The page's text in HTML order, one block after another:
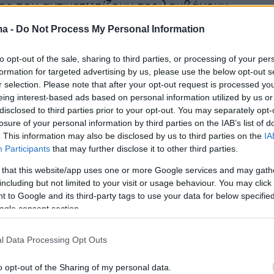
- Do Not Process My Personal Information
opt-out of the sale, sharing to third parties, or processing of your
for targeted advertising by us, please use the below opt-out
selection. Please note that after your opt-out request is processed
interest-based ads based on personal information utilized by us
to third parties prior to your opt-out. You may separately
of your personal information by third parties on the IAB’s list of
This information may also be disclosed by us to third parties on the
Participants that may further disclose it to other third parties.
that this website/app uses one or more Google services and may
but not limited to your visit or usage behaviour. You may
to Google and its third-party tags to use your data for below
consent section.
Data Processing Opt Outs
opt-out of the Sharing of my personal data.
που αντιμετωπίζουν περιλαμβάνουν
οργάνωσης, διακεκριμένες κλοπές,
και για υπόθαλψη εγκληματία.
τη δράση της συμμορίας: